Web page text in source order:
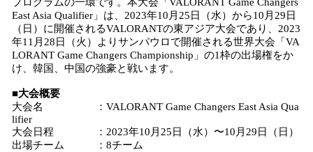
East Asia Qualifier」は、2023年10月25日（水）から10月29日
（日）に開催されるVALORANTの東アジア大会であり、2023
年11月28日（火）よりサンパウロで開催される世界大会「VA
LORANT Game Changers Championship」の1枠の出場権をか
け、韓国、中国の強豪と戦います。
■大会概要
大会名 ：VALORANT Game Changers East Asia Qua
lifier
大会日程 ：2023年10月25日（水）〜10月29日（日）
出場チーム ：8チーム